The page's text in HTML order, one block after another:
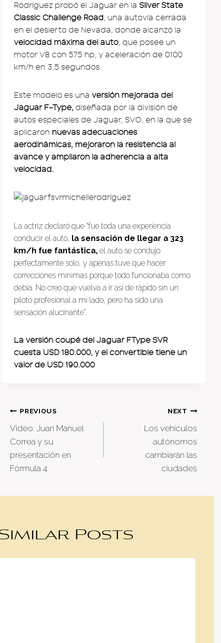
Rodríguez probó el Jaguar en la Silver State
Classic Challenge Road, una autovía cerrada
en el desierto de Nevada, donde alcanzó la
velocidad máxima del auto, que posee un
motor V8 con 575 hp, y aceleración de 0100
km/h en 3.5 segundos.
Este modelo es una versión mejorada del
Jaguar F-Type, diseñada por la división de
autos especiales de Jaguar, SVO, en la que se
aplicaron nuevas adecuaciones
aerodinámicas, mejoraron la resistencia al
avance y ampliaron la adherencia a alta
velocidad.
La actriz declaró que “fue toda una experiencia
conducir el auto, la sensación de llegar a 323
km/h fue fantástica, el auto se condujo
perfectamente solo, y apenas tuve que hacer
correcciones mínimas porque todo funcionaba como
debía. No creo que vuelva a ir así de rápido sin un
piloto profesional a mi lado, pero ha sido una
sensación alucinante”.
La versión coupé del Jaguar FType SVR
cuesta USD 180.000, y el convertible tiene un
valor de USD 190.000
Post
navigation
PREVIOUS
Video: Juan Manuel
Correa y su
presentación en
Fórmula 4
NEXT
Los vehículos
autónomos
cambiarán las
ciudades
Posts